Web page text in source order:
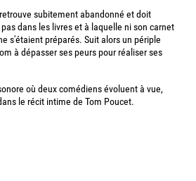
subitement abandonné et doit
dans les livres et à laquelle ni son carnet
s'étaient préparés. Suit alors un périple
à dépasser ses peurs pour réaliser ses
où deux comédiens évoluent à vue,
le récit intime de Tom Poucet.